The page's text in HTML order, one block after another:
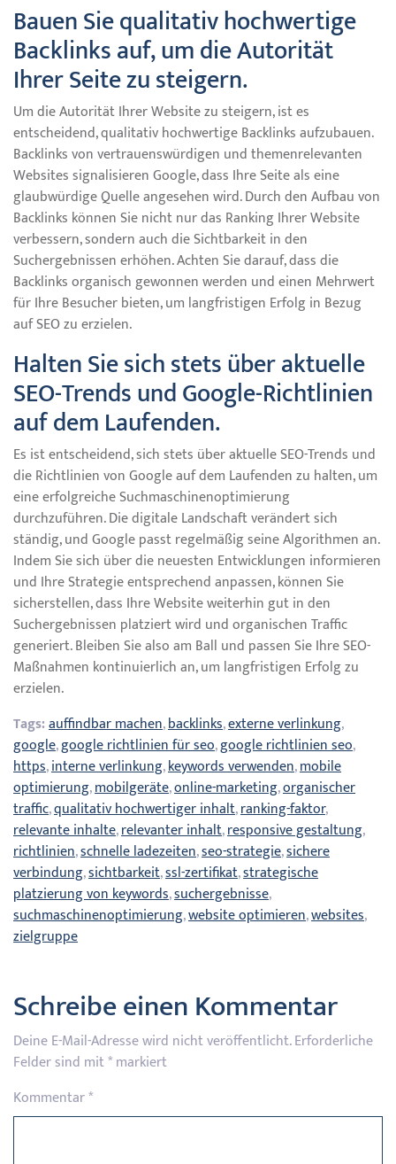
Bauen Sie qualitativ hochwertige
Backlinks auf, um die Autorität
Ihrer Seite zu steigern.
Um die Autorität Ihrer Website zu steigern, ist es
entscheidend, qualitativ hochwertige Backlinks aufzubauen.
Backlinks von vertrauenswürdigen und themenrelevanten
Websites signalisieren Google, dass Ihre Seite als eine
glaubwürdige Quelle angesehen wird. Durch den Aufbau von
Backlinks können Sie nicht nur das Ranking Ihrer Website
verbessern, sondern auch die Sichtbarkeit in den
Suchergebnissen erhöhen. Achten Sie darauf, dass die
Backlinks organisch gewonnen werden und einen Mehrwert
für Ihre Besucher bieten, um langfristigen Erfolg in Bezug
auf SEO zu erzielen.
Halten Sie sich stets über aktuelle
SEO-Trends und Google-Richtlinien
auf dem Laufenden.
Es ist entscheidend, sich stets über aktuelle SEO-Trends und
die Richtlinien von Google auf dem Laufenden zu halten, um
eine erfolgreiche Suchmaschinenoptimierung
durchzuführen. Die digitale Landschaft verändert sich
ständig, und Google passt regelmäßig seine Algorithmen an.
Indem Sie sich über die neuesten Entwicklungen informieren
und Ihre Strategie entsprechend anpassen, können Sie
sicherstellen, dass Ihre Website weiterhin gut in den
Suchergebnissen platziert wird und organischen Traffic
generiert. Bleiben Sie also am Ball und passen Sie Ihre SEO-
Maßnahmen kontinuierlich an, um langfristigen Erfolg zu
erzielen.
Tags:auffindbar machen,backlinks,externe verlinkung,
google,google richtlinien für seo,google richtlinien seo,
https,interne verlinkung,keywords verwenden,mobile
optimierung,mobilgeräte,online-marketing,organischer
traffic,qualitativ hochwertiger inhalt,ranking-faktor,
relevante inhalte,relevanter inhalt,responsive gestaltung,
richtlinien,schnelle ladezeiten,seo-strategie,sichere
verbindung,sichtbarkeit,ssl-zertifikat,strategische
platzierung von keywords,suchergebnisse,
suchmaschinenoptimierung,website optimieren,websites,
zielgruppe
Schreibe einen Kommentar
Deine E-Mail-Adresse wird nicht veröffentlicht.Erforderliche
Felder sind mit*markiert
Kommentar*